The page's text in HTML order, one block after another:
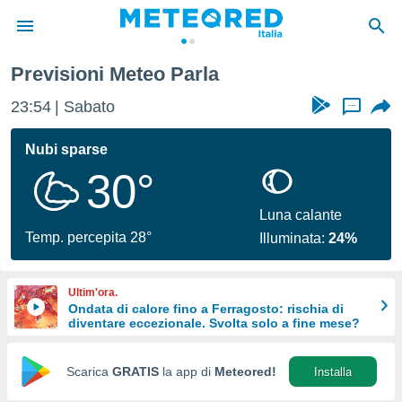
di
per
le
di
Web
Previsioni Meteo Parla
23:54 Sabato ...
Nubi sparse
30°
Temp. percepita 28°
Luna calante
Illuminata:24%
Ultim'ora.
Ondata di calore fino a Ferragosto: rischia di
diventare eccezionale. Svolta solo a fine mese?
Scarica GRATIS la app di Meteored! Installa